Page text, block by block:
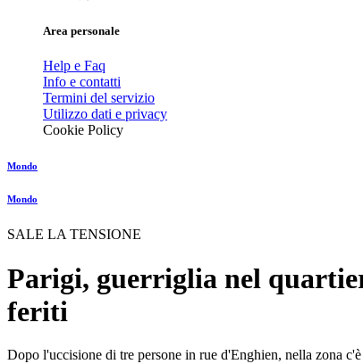
Area personale
Help e Faq
Info e contatti
Termini del servizio
Utilizzo dati e privacy
Cookie Policy
Mondo
Mondo
SALE LA TENSIONE
Parigi, guerriglia nel
feriti
Dopo l'uccisione di tre persone in rue d'Enghien, nella zona